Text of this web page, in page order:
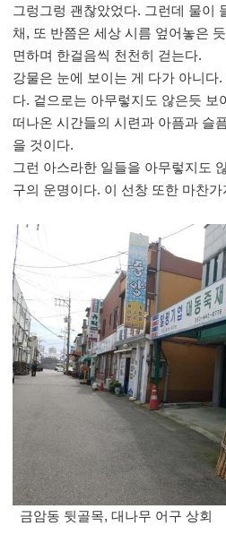
그렁그렁 괜찮았었다. 그런데 물이
채 , 또 반쯤은 세상 시름 엎어놓은
면하며 한걸음씩 천천히 걷는다.
강물은 눈에 보이는 게 다가 아니다.
다. 겉으로는 아무렇지도 않은듯 보
떠나온 시간들의 시련과 아픔과 슬
을 것이다.
그런 아스라한 일들을 아무렇지도
구의 운명이다. 이 선창 또한 마찬가
금암동 뒷골목, 대나무 어구 상회